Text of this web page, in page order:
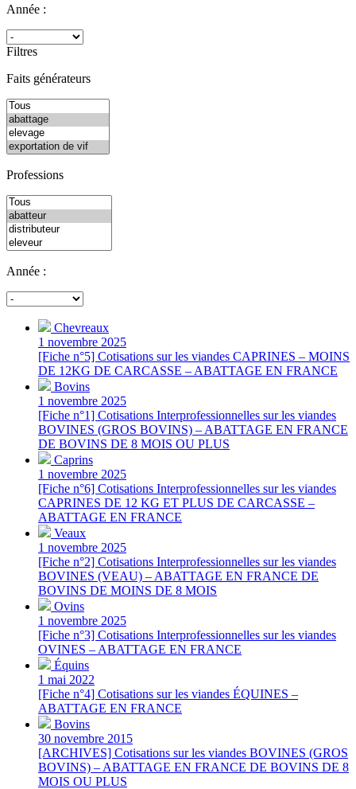
Année :
Filtres
Faits générateurs
Professions
Année :
Chevreaux
1 novembre 2025
[Fiche n°5] Cotisations sur les viandes CAPRINES – MOINS
DE 12KG DE CARCASSE – ABATTAGE EN FRANCE
Bovins
1 novembre 2025
[Fiche n°1] Cotisations Interprofessionnelles sur les viandes
BOVINES (GROS BOVINS) – ABATTAGE EN FRANCE
DE BOVINS DE 8 MOIS OU PLUS
Caprins
1 novembre 2025
[Fiche n°6] Cotisations Interprofessionnelles sur les viandes
CAPRINES DE 12 KG ET PLUS DE CARCASSE –
ABATTAGE EN FRANCE
Veaux
1 novembre 2025
[Fiche n°2] Cotisations Interprofessionnelles sur les viandes
BOVINES (VEAU) – ABATTAGE EN FRANCE DE
BOVINS DE MOINS DE 8 MOIS
Ovins
1 novembre 2025
[Fiche n°3] Cotisations Interprofessionnelles sur les viandes
OVINES – ABATTAGE EN FRANCE
Équins
1 mai 2022
[Fiche n°4] Cotisations sur les viandes ÉQUINES –
ABATTAGE EN FRANCE
Bovins
30 novembre 2015
[ARCHIVES] Cotisations sur les viandes BOVINES (GROS
BOVINS) – ABATTAGE EN FRANCE DE BOVINS DE 8
MOIS OU PLUS